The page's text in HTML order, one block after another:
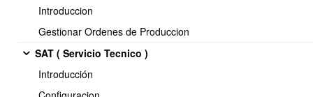
Introduccion
Gestionar Ordenes de Produccion
SAT ( Servicio Tecnico )
Introducción
Campos disponibles
Campo